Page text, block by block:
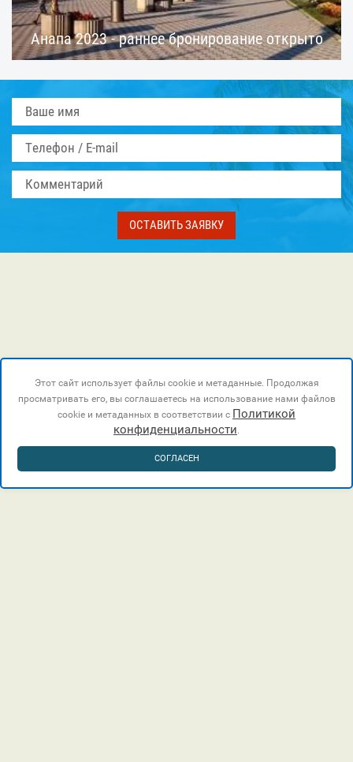
Анапа 2023 - раннее бронирование открыто
ОСТАВИТЬ ЗАЯВКУ
Этот сайт использует файлы cookie и метаданные. Продолжая
просматривать его, вы соглашаетесь на использование нами файлов
cookie и метаданных в соответствии с Политикой
конфиденциальности.
СОГЛАСЕН